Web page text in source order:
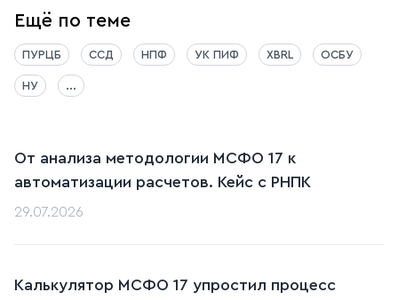
Ещё по теме
ПУРЦБ ССД НПФ УК ПИФ XBRL ОСБУ
НУ ...
От анализа методологии МСФО 17 к
автоматизации расчетов. Кейс c РНПК
29.07.2026
Калькулятор МСФО 17 упростил процесс